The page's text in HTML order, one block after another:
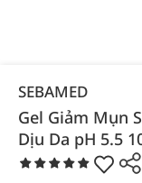
SEBAMED
Gel Giảm Mụn
Dịu Da pH 5.5